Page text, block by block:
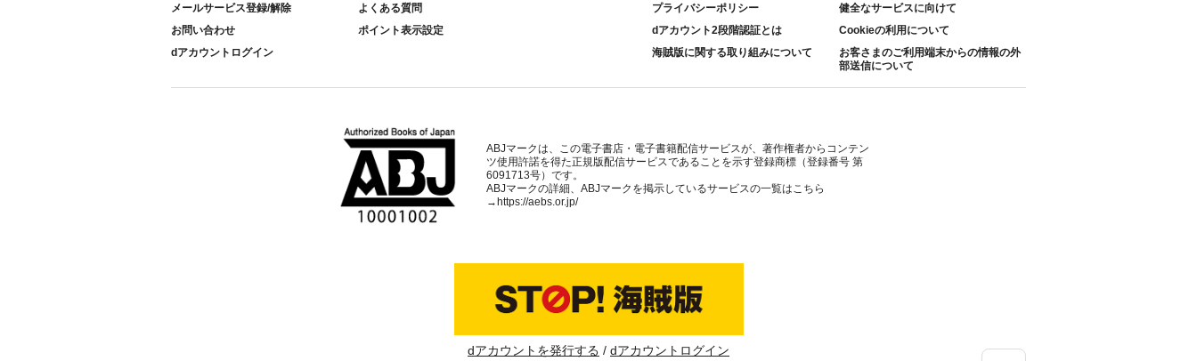
メールサービス登録/解除
よくある質問
お問い合わせ
ポイント表示設定
dアカウントログイン
プライバシーポリシー
健全なサービスに向けて
dアカウント2段階認証とは
Cookieの利用について
海賊版に関する取り組みについて
お客さまのご利用端末からの情報の外
部送信について
ABJマークは、この電子書店・電子書籍配信サービスが、著作権者からコンテン
ツ使用許諾を得た正規版配信サービスであることを示す登録商標（登録番号 第
6091713号）です。
ABJマークの詳細、ABJマークを掲示しているサービスの一覧はこちら
→https://aebs.or.jp/
dアカウントを発行する dアカウントログイン